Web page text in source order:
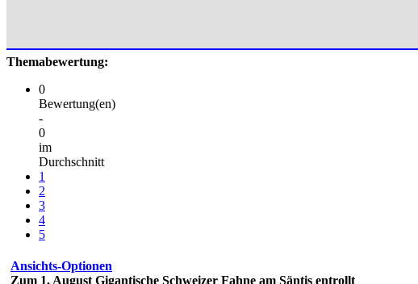
Themabewertung:
0
Bewertung(en)
-
0
im
Durchschnitt
1
2
3
4
5
Ansichts-Optionen
Zum 1. August Gigantische Schweizer Fahne am Säntis entrollt